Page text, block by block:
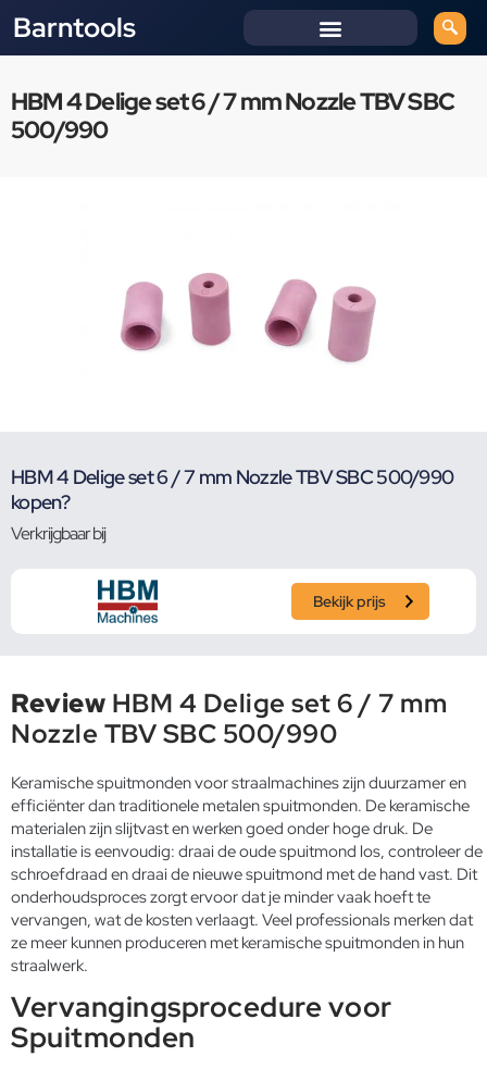
Barntools
HBM 4 Delige set 6 / 7 mm Nozzle TBV SBC
500/990
HBM 4 Delige set 6 / 7 mm Nozzle TBV SBC 500/990
kopen?
Verkrijgbaar bij
Bekijk prijs
Review HBM 4 Delige set 6 / 7 mm
Nozzle TBV SBC 500/990
Keramische spuitmonden voor straalmachines zijn duurzamer en
efficiënter dan traditionele metalen spuitmonden. De keramische
materialen zijn slijtvast en werken goed onder hoge druk. De
installatie is eenvoudig: draai de oude spuitmond los, controleer de
schroefdraad en draai de nieuwe spuitmond met de hand vast. Dit
onderhoudsproces zorgt ervoor dat je minder vaak hoeft te
vervangen, wat de kosten verlaagt. Veel professionals merken dat
ze meer kunnen produceren met keramische spuitmonden in hun
straalwerk.
Vervangingsprocedure voor
Spuitmonden